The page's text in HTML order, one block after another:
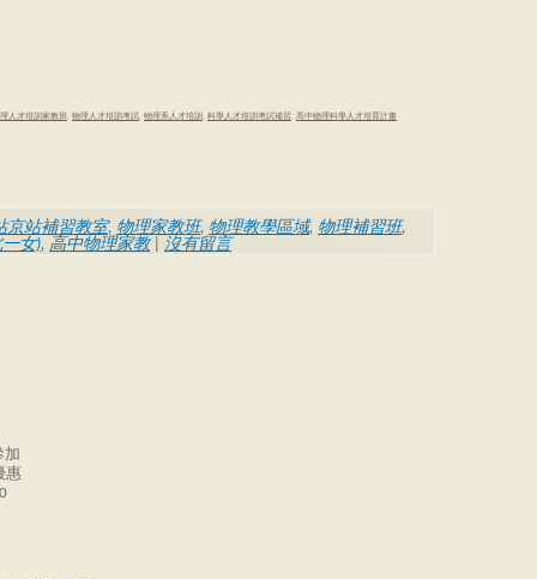
人才培訓家教班, 物理人才培訓考試, 物理系人才培訓 , 科學人才培訓考試補習, 高中物理科學人才培育計畫
京站補習教室, 物理家教班, 物理教學區域, 物理補習班,
女), 高中物理家教| 沒有留言
加
惠